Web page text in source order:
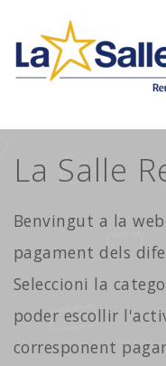
La Salle
Benvingut a la
pagament dels
Seleccioni la
poder escollir
corresponent